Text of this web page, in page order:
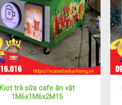
Kiot trà sữa cafe ăn vặt
1M6x1M6x2M15